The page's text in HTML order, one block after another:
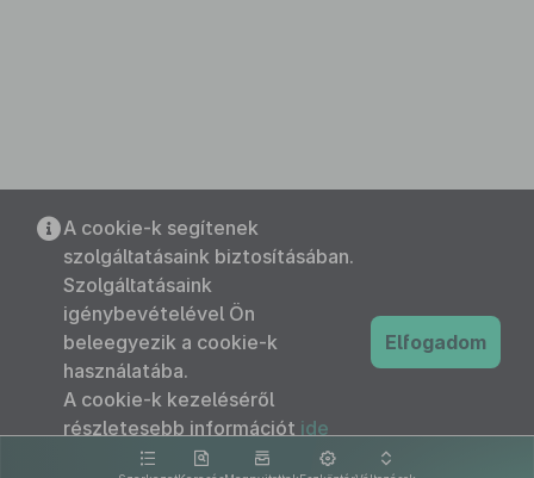
A cookie-k segítenek
szolgáltatásaink biztosításában.
Szolgáltatásaink
igénybevételével Ön
beleegyezik a cookie-k
használatába.
A cookie-k kezeléséről
részletesebb információt ide
kattintva olvashat.
Elfogadom